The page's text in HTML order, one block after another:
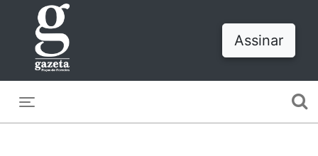
Assinar